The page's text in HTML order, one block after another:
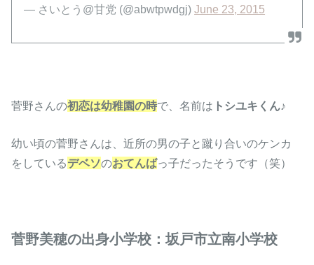
— さいとう@甘党 (@abwtpwdgj)June 23, 2015
菅野さんの初恋は幼稚園の時で、名前は トシユキくん ♪
幼い頃の菅野さんは、近所の男の子と蹴り合いのケンカ
をしているデベソのおてんばっ子だったそうです（笑）
菅野美穂の出身小学校：坂戸市立南小学校